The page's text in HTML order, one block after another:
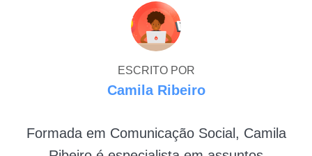
ESCRITO POR
Camila Ribeiro
Formada em Comunicação Social, Camila